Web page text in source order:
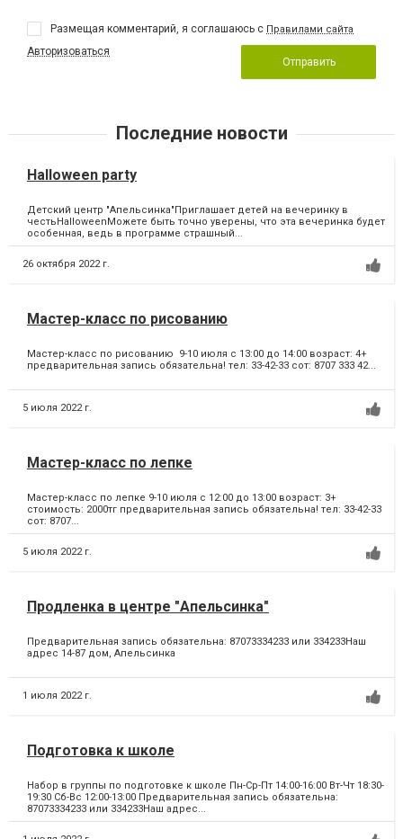
Размещая комментарий, я соглашаюсь с Правилами сайта
Авторизоваться
Отправить
Последние новости
Halloween party
Детский центр "Апельсинка"Приглашает детей на вечеринку в
честьHalloweenМожете быть точно уверены, что эта вечеринка будет
особенная, ведь в программе страшный...
26 октября 2022 г.
Мастер-класс по рисованию
Мастер-класс по рисованию 9-10 июля с 13:00 до 14:00 возраст: 4+
предварительная запись обязательна! тел: 33-42-33 сот: 8707 333 42...
5 июля 2022 г.
Мастер-класс по лепке
Мастер-класс по лепке 9-10 июля с 12:00 до 13:00 возраст: 3+
стоимость: 2000тг предварительная запись обязательна! тел: 33-42-33
сот: 8707...
5 июля 2022 г.
Продленка в центре "Апельсинка"
Предварительная запись обязательна: 87073334233 или 334233Наш
адрес 14-87 дом, Апельсинка
1 июля 2022 г.
Подготовка к школе
Набор в группы по подготовке к школе Пн-Ср-Пт 14:00-16:00 Вт-Чт 18:30-
19:30 Сб-Вс 12:00-13:00 Предварительная запись обязательна:
87073334233 или 334233Наш адрес...